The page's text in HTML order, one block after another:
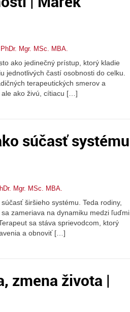
Mgr. MSc. MBA.
ako jedinečný prístup, ktorý kladie
jednotlivých častí osobnosti do celku.
terapeutických smerov a
ale ako živú, cítiacu […]
súčasť systému
Mgr. MSc. MBA.
širšieho systému. Teda rodiny,
zameriava na dynamiku medzi ľuďmi,
sa stáva sprievodcom, ktorý
a obnoviť […]
zmena života |